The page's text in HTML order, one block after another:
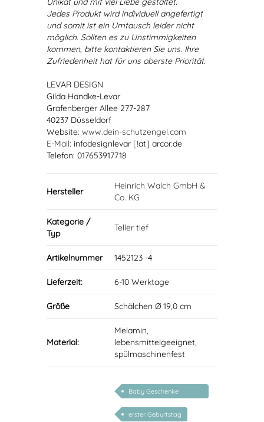
Jedes Produkt wird individuell angefertigt
und somit ist ein Umtausch leider nicht
möglich. Sollten es zu Unstimmigkeiten
kommen, bitte kontaktieren Sie uns. Ihre
Zufriedenheit hat für uns oberste Priorität.
LEVAR DESIGN
Gilda Handke-Levar
Grafenberger Allee 277-287
40237 Düsseldorf
Website: www.dein-schutzengel.com
E-Mail: infodesignlevar [!at] arcor.de
Telefon: 017653917718
Hersteller
Heinrich Walch GmbH &
Co. KG
Kategorie /
Typ
Teller tief
Artikelnummer 1452123 -4
Lieferzeit: 6-10 Werktage
Größe Schälchen Ø 19,0 cm
Material:
Melamin,
lebensmittelgeeignet,
spülmaschinenfest
Baby Geschenke
personalisierbar
erster Geburtstag